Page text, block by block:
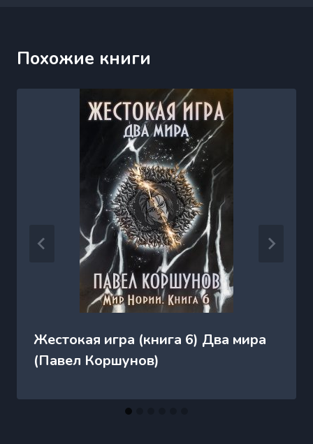
Похожие книги
Жестокая игра (книга 6) Два мира
(Павел Коршунов)